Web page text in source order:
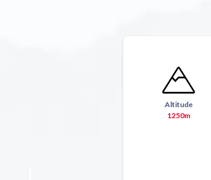
Altitude
1250m